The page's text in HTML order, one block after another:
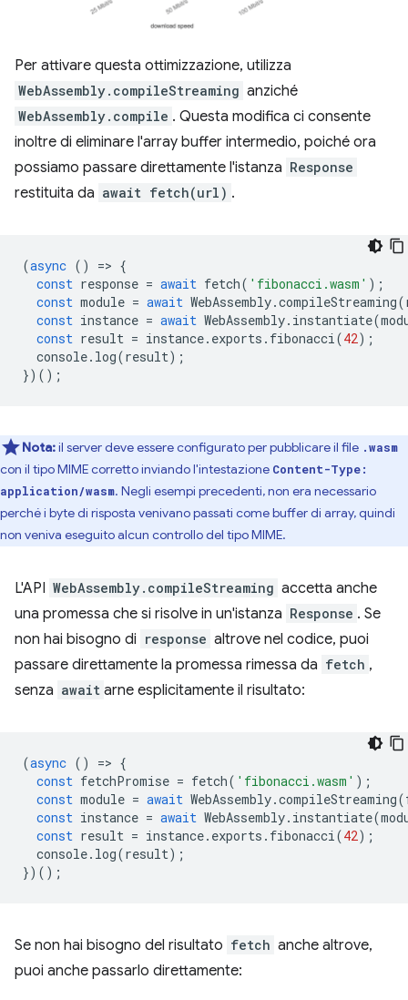
Per attivare questa ottimizzazione, utilizza
WebAssembly.compileStreaming anziché
WebAssembly.compile . Questa modifica ci consente
inoltre di eliminare l'array buffer intermedio, poiché ora
possiamo passare direttamente l'istanza Response
restituita da await fetch(url) .
(async () => {
const response = await fetch( 'fibonacci.wasm' );
const module = await WebAssembly.compileStreaming(
const instance = await WebAssembly. instantiate(
const result = instance. exports . fibonacci(42);
console. log(result);
})();
Nota:il server deve essere configurato per pubblicare il file .wasm
con il tipo MIME corretto inviando l'intestazione Content-Type:
application/wasm. Negli esempi precedenti, non era necessario
perché i byte di risposta venivano passati come buffer di array, quindi
non veniva eseguito alcun controllo del tipo MIME.
L'API WebAssembly.compileStreaming accetta anche
una promessa che si risolve in un'istanza Response . Se
non hai bisogno di response altrove nel codice, puoi
passare direttamente la promessa rimessa da fetch ,
senza await arne esplicitamente il risultato:
(async () => {
const fetchPromise = fetch( 'fibonacci.wasm' );
const module = await WebAssembly.compileStreaming(
const instance = await WebAssembly. instantiate(
const result = instance. exports . fibonacci(42);
console. log(result);
})();
Se non hai bisogno del risultato fetch anche altrove,
puoi anche passarlo direttamente: